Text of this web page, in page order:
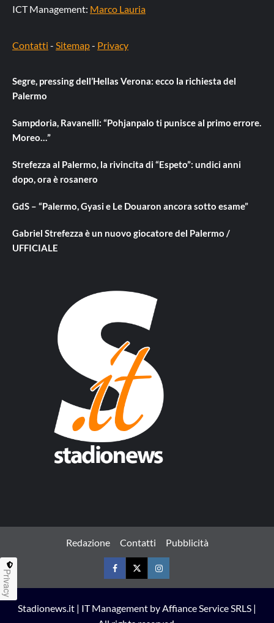
ICT Management: Marco Lauria
Contatti - Sitemap- Privacy
Segre, pressing dell’Hellas Verona: ecco la richiesta del
Palermo
Sampdoria, Ravanelli: “Pohjanpalo ti punisce al primo errore.
Moreo…”
Strefezza al Palermo, la rivincita di “Espeto”: undici anni
dopo, ora è rosanero
GdS – “Palermo, Gyasi e Le Douaron ancora sotto esame”
Gabriel Strefezza è un nuovo giocatore del Palermo /
UFFICIALE
Redazione Contatti Pubblicità
FacebookTwitterInstagram
Stadionews.it | IT Management by Affiance Service SRLS |
Privacy